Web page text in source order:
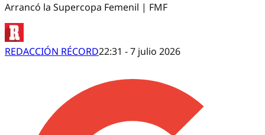
Arrancó la Supercopa Femenil | FMF
REDACCIÓN RÉCORD22:31 - 7 julio 2026